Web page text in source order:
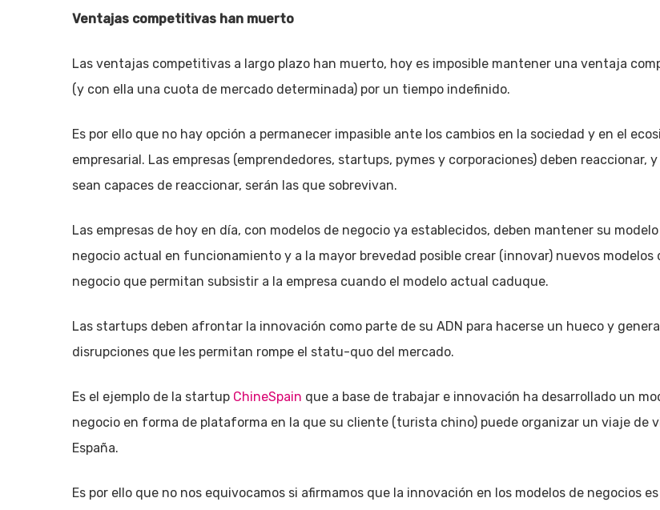
Ventajas competitivas han muerto
Las ventajas competitivas a largo plazo han muerto, hoy es imposible mantener una ventaja
(y con ella una cuota de mercado determinada) por un tiempo indefinido.
Es por ello que no hay opción a permanecer impasible ante los cambios en la sociedad y en el
empresarial. Las empresas (emprendedores, startups, pymes y corporaciones) deben reaccionar,
sean capaces de reaccionar, serán las que sobrevivan.
Las empresas de hoy en día, con modelos de negocio ya establecidos, deben mantener su
negocio actual en funcionamiento y a la mayor brevedad posible crear (innovar) nuevos modelos
negocio que permitan subsistir a la empresa cuando el modelo actual caduque.
Las startups deben afrontar la innovación como parte de su ADN para hacerse un hueco y
disrupciones que les permitan rompe el statu-quo del mercado.
Es el ejemplo de la startup ChineSpain que a base de trabajar e innovación ha desarrollado un
negocio en forma de plataforma en la que su cliente (turista chino) puede organizar un viaje de
España.
Es por ello que no nos equivocamos si afirmamos que la innovación en los modelos de negocios